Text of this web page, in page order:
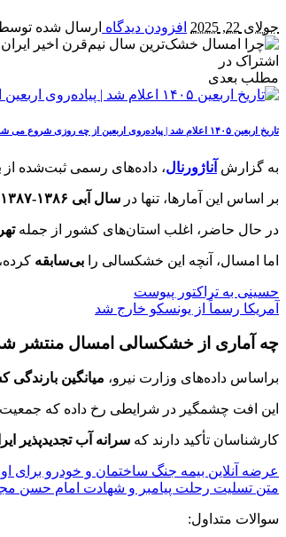
جولای 22, 2025 افزودن دیدگاه ارسال شده
اشتراک در
مطلب بعدی
تاریخ اربعین ۱۴۰۵ اعلام شد | پیاده‌روی اربعین از چه روزی شروع می‌ شود؟
به گزارش آناژورنال، داده‌های رسمی ثبت‌شده از
بر اساس این آمارها، تنها در سال آبی ۱۳۸۶-۱۳۸۷
در حال حاضر، اغلب استان‌های کشور از جمله
اما امسال، آنچه این خشکسالی را بی‌سابقه
حسینی به تراکتور پیوست
آمریکا رسماً از یونسکو خارج شد
چه آماری از خشکسالی امسال منتشر
براساس داده‌های وزارت نیرو، میانگین بارندگی
این افت چشمگیر در شرایطی رخ داده که جمعیت ایران از حدود ۷۰ میلیون نفر در سال ۱۳۸۶ به نزدیک ۹۰
کارشناسان تأکید دارند که سرانه آب تجدیدپذیر ایران اکنون
عرضه آنلاین بیمه جنگ ساختمان و خودرو برای
متن تسلیت رحلت پیامبر و شهادت امام حسن
سوالات متداول: